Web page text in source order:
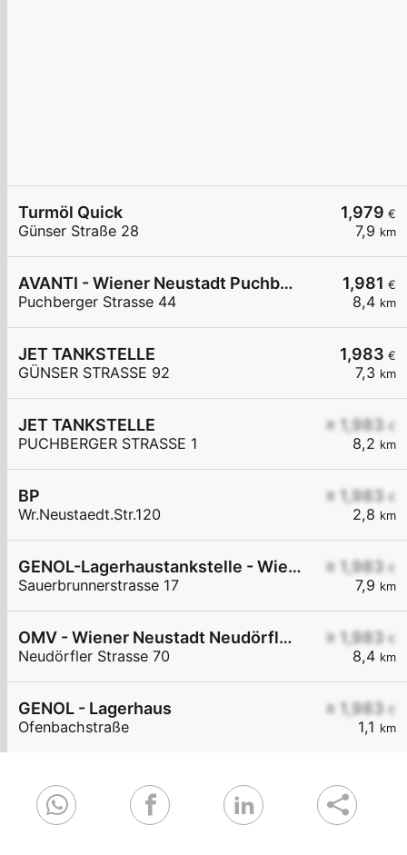
1,979 €
7,9 km
Turmöl Quick
Günser Straße 28
1,981 €
8,4 km
AVANTI - Wiener Neustadt Puchberger Straße 44
Puchberger Strasse 44
1,983 €
7,3 km
JET TANKSTELLE
GÜNSER STRASSE 92
≥ 1,983 €
8,2 km
JET TANKSTELLE
PUCHBERGER STRASSE 1
≥ 1,983 €
2,8 km
BP
Wr.Neustaedt.Str.120
≥ 1,983 €
7,9 km
GENOL-Lagerhaustankstelle - Wiesen
Sauerbrunnerstrasse 17
≥ 1,983 €
8,4 km
OMV - Wiener Neustadt Neudörfler Straße 70
Neudörfler Strasse 70
≥ 1,983 €
1,1 km
GENOL - Lagerhaus
Ofenbachstraße